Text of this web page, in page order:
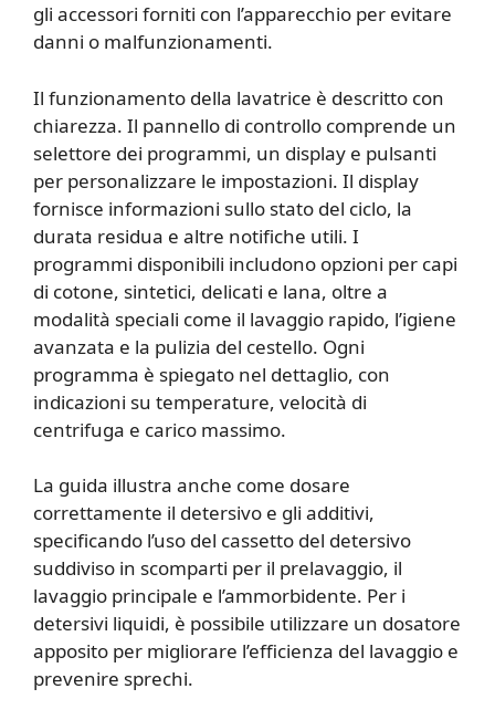
gli accessori forniti con l’apparecchio per evitare
danni o malfunzionamenti.
Il funzionamento della lavatrice è descritto con
chiarezza. Il pannello di controllo comprende un
selettore dei programmi, un display e pulsanti
per personalizzare le impostazioni. Il display
fornisce informazioni sullo stato del ciclo, la
durata residua e altre notifiche utili. I
programmi disponibili includono opzioni per capi
di cotone, sintetici, delicati e lana, oltre a
modalità speciali come il lavaggio rapido, l’igiene
avanzata e la pulizia del cestello. Ogni
programma è spiegato nel dettaglio, con
indicazioni su temperature, velocità di
centrifuga e carico massimo.
La guida illustra anche come dosare
correttamente il detersivo e gli additivi,
specificando l’uso del cassetto del detersivo
suddiviso in scomparti per il prelavaggio, il
lavaggio principale e l’ammorbidente. Per i
detersivi liquidi, è possibile utilizzare un dosatore
apposito per migliorare l’efficienza del lavaggio e
prevenire sprechi.